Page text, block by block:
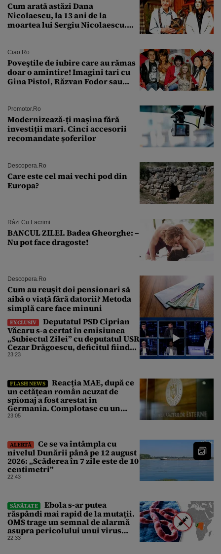
Cum arată astăzi Dana
Nicolaescu, la 13 ani de la
moartea lui Sergiu Nicolaescu.
Ciao.ro
Poveştile de iubire care au rămas
doar o amintire! Imagini tari cu
Gina Pistol, Răzvan Fodor sau
Promotor.ro
Modernizează-ți mașina fără
investiții mari. Cinci accesorii
recomandate șoferilor
Descopera.ro
Care este cel mai vechi pod din
Europa?
Râzi Cu Lacrimi
BANCUL ZILEI. Badea Gheorghe: –
Nu pot face dragoste!
Descopera.ro
Cum au reușit doi pensionari să
aibă o viață fără datorii? Metoda
simplă care face minuni
EXCLUSIV
Deputatul PSD Ciprian
Văcaru s-a certat în emisiunea
„Subiectul Zilei” cu deputatul USR
Cezar Drăgoescu, deficitul fiind
motivul scandalului
23:23
FLASH NEWS
Reacția MAE, după ce
un cetăţean român acuzat de
spionaj a fost arestat în
Germania. Complotase cu un
ucrainean ca să asasineze un
23:05
ALERTĂ
Ce se va întâmpla cu
nivelul Dunării până pe 12 august
2026: „Scăderea în 7 zile este de 10
centimetri”
22:43
SĂNĂTATE
Ebola s-ar putea
răspândi mai rapid de la mutații.
OMS trage un semnal de alarmă
asupra pericolului unui virus
pentru care nu există vaccin
22:33